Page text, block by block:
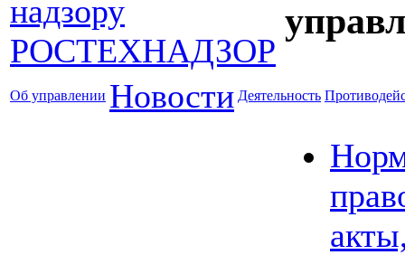
Об управлении Новости Деятельность